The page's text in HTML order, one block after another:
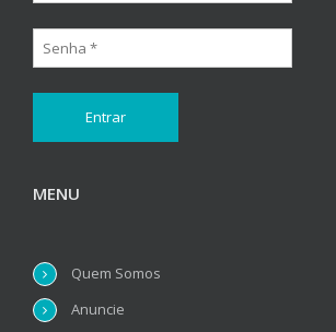
MENU
Quem Somos
Anuncie